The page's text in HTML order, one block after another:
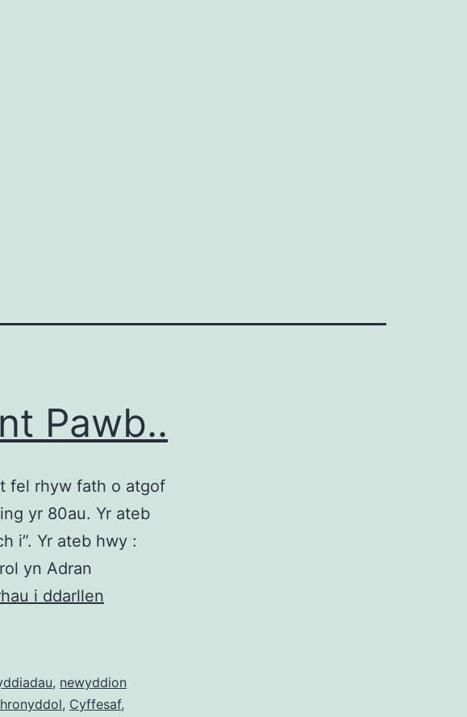
Pawb..
fel rhyw fath o atgof
yr 80au. Yr ateb
i”. Yr ateb hwy :
yn Adran
i ddarllen
Ddant
Pawb..
, newyddion
, Cyffesaf,